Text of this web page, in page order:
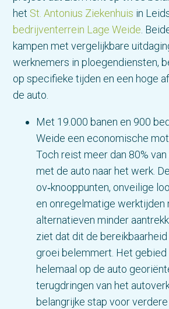
het St. Antonius Ziekenhuis in
bedrijventerrein LageWeide.
kampen met vergelijkbare
werknemers in ploegendiensten,
op specifieke tijden en een hoge
de auto.
Met 19.000 banen en 900
Weide een economische
Toch reist meer dan 80%
met de auto naar het werk.
ov‑knooppunten, onveilige
en onregelmatige werktijden
alternatieven minder
ziet dat dit de
groei belemmert. Het gebied
helemaal op de auto
terugdringen van het
belangrijke stap voor